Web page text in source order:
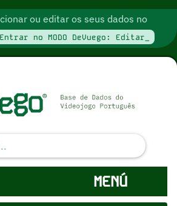
ou editar os seus dados no
Entrar no MODO DeVuego: Editar_
MENÚ